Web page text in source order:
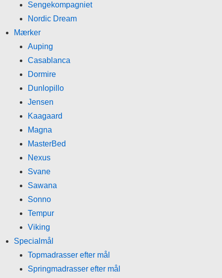
Sengekompagniet
Nordic Dream
Mærker
Auping
Casablanca
Dormire
Dunlopillo
Jensen
Kaagaard
Magna
MasterBed
Nexus
Svane
Sawana
Sonno
Tempur
Viking
Specialmål
Topmadrasser efter mål
Springmadrasser efter mål